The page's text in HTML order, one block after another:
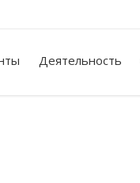
Деятельность